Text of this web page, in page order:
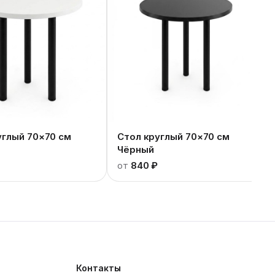
70×70 см
Стол круглый 70×70 см
Чёрный
от 840 ₽
Контакты